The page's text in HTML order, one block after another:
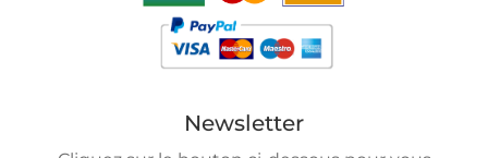
Newsletter